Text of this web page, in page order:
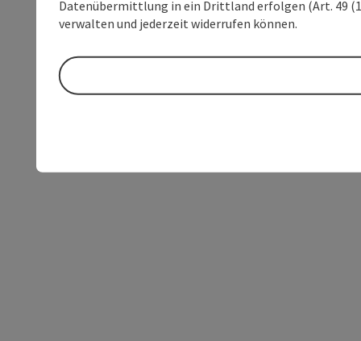
Datenübermittlung in ein Drittland erfolgen (Art. 49
verwalten und jederzeit widerrufen können.